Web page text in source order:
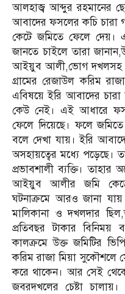
আলহাজ্ব আব্দুর রহমানের
আবাদের ফসলের কচি চারা
কেটে জমিতে ফেলে দেয়।
জানতে চাইলে তারা
আইয়ুব আলী,ভোগ দখলসহ
গ্রামের রেজাউল করিম
এবিষয়ে ইরি আবাদের
কেউ নেই। এই আধারে
ফেলে দিয়েছে। ফলে
বলে দেখা যায়। ইরি
অসহায়ত্বের মধ্যে পড়েছে।
প্রভাবশালী ব্যক্তি।
আইয়ুব আলীর জমি কেড়ে
ঘটনাক্রমে আরও জানা যায়
মালিকানা ও দখলদার
প্রতিবছর টাকার বিনিময়
কালক্রমে উক্ত জমিটির
করিম রাজা মিয়া সুকৌশলে
করে থাকেন। আর সেই
জবরদখলের চেষ্টা